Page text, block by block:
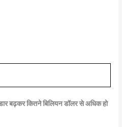
बढ़कर कितने बिलियन डॉलर से अधिक हो